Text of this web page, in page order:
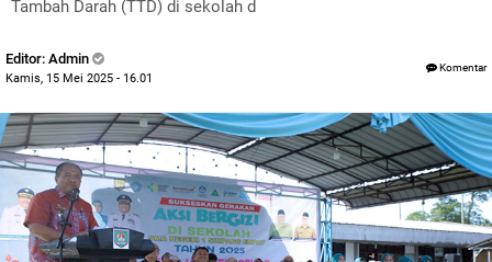
Tambah Darah (TTD) di sekolah d
Editor: Admin
Kamis, 15 Mei 2025 - 16.01
Komentar